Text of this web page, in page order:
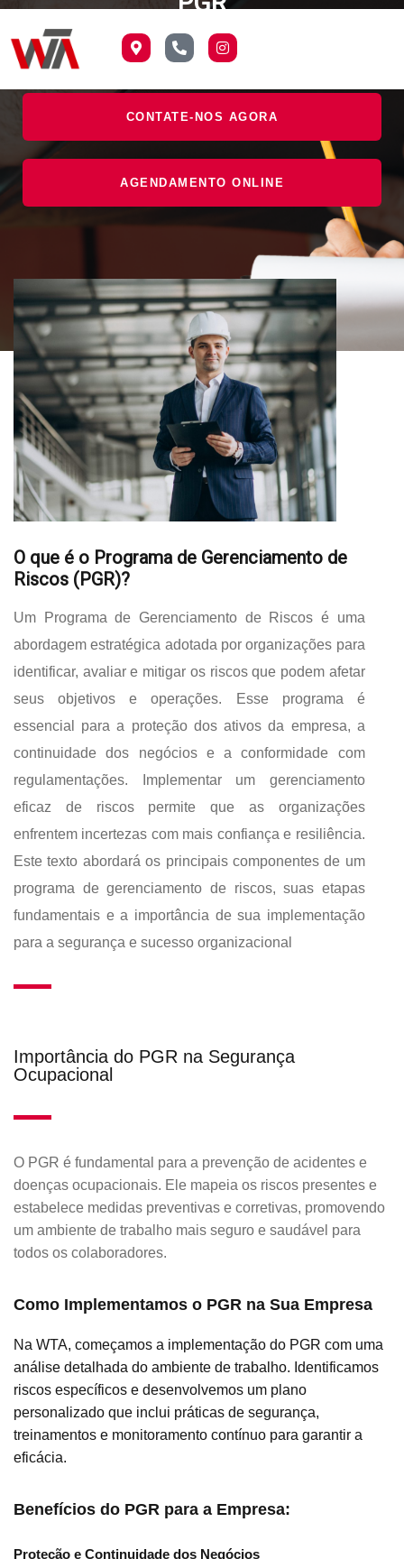
CONTATE-NOS AGORA
AGENDAMENTO ONLINE
O que é o Programa de Gerenciamento de
Riscos (PGR)?
Um Programa de Gerenciamento de Riscos é uma
abordagem estratégica adotada por organizações para
identificar, avaliar e mitigar os riscos que podem afetar
seus objetivos e operações. Esse programa é
essencial para a proteção dos ativos da empresa, a
continuidade dos negócios e a conformidade com
regulamentações. Implementar um gerenciamento
eficaz de riscos permite que as organizações
enfrentem incertezas com mais confiança e resiliência.
Este texto abordará os principais componentes de um
programa de gerenciamento de riscos, suas etapas
fundamentais e a importância de sua implementação
para a segurança e sucesso organizacional
Importância do PGR na Segurança
Ocupacional
O PGR é fundamental para a prevenção de acidentes e
doenças ocupacionais. Ele mapeia os riscos presentes e
estabelece medidas preventivas e corretivas, promovendo
um ambiente de trabalho mais seguro e saudável para
todos os colaboradores.
Como Implementamos o PGR na Sua Empresa
Na WTA, começamos a implementação do PGR com uma
análise detalhada do ambiente de trabalho. Identificamos
riscos específicos e desenvolvemos um plano
personalizado que inclui práticas de segurança,
treinamentos e monitoramento contínuo para garantir a
eficácia.
Benefícios do PGR para a Empresa:
Proteção e Continuidade dos Negócios